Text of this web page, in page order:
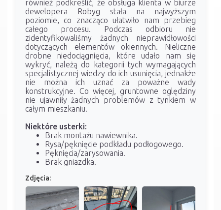
również podkreślić, że obsługa klienta w biurze
dewelopera Robyg stała na najwyższym
poziomie, co znacząco ułatwiło nam przebieg
całego procesu. Podczas odbioru nie
zidentyfikowaliśmy żadnych nieprawidłowości
dotyczących elementów okiennych. Nieliczne
drobne niedociągnięcia, które udało nam się
wykryć, należą do kategorii tych wymagających
specjalistycznej wiedzy do ich usunięcia, jednakże
nie można ich uznać za poważne wady
konstrukcyjne. Co więcej, gruntowne oględziny
nie ujawniły żadnych problemów z tynkiem w
całym mieszkaniu.
Niektóre usterki:
Brak montażu nawiewnika.
Rysa/pęknięcie podkładu podłogowego.
Pęknięcia/zarysowania.
Brak gniazdka.
Zdjęcia: